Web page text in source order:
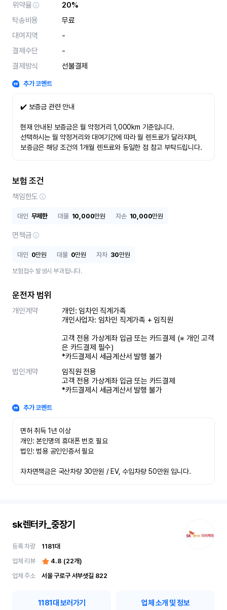
위약율
20%
탁송비용
무료
대여지역
-
결제수단
-
결제방식
선불결제
추가 코멘트
✔️ 보증금 관련 안내
현재 안내된 보증금은 월 약정거리 1,000km 기준입니다.
선택하시는 월 약정거리와 대여기간에 따라 월 렌트료가 달라지며,
보증금은 해당 조건의 1개월 렌트료와 동일한 점 참고 부탁드립니다.
보험 조건
책임한도
대인 무제한 대물 10,000만원 자손 10,000만원
면책금
대인 0만원 대물 0만원 자차 30만원
보험접수 발생시 부과됩니다.
운전자 범위
개인계약
개인: 임차인 직계가족
개인사업자: 임차인 직계가족 + 임직원
고객 전용 가상계좌 입금 또는 카드결제 (※ 개인 고객
은 카드결제 필수)
*카드결제시 세금계산서 발행 불가
법인계약
임직원 전용
고객 전용 가상계좌 입금 또는 카드결제
*카드결제시 세금계산서 발행 불가
추가 코멘트
면허 취득 1년 이상
개인: 본인명의 휴대폰 번호 필요
법인: 범용 공인인증서 필요
자차면책금은 국산차량 30만원 / EV, 수입차량 50만원 입니다.
sk렌터카_중장기
등록 차량 1181대
업체 리뷰
4.8 (22개)
업체 주소
서울 구로구 서부샛길 822
1181대 보러가기 업체 소개 및 정보